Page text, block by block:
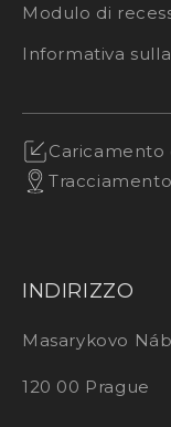
Modulo di
Informativa
Caricamento
INDIRIZZO
Masarykovo
120 00 Prague